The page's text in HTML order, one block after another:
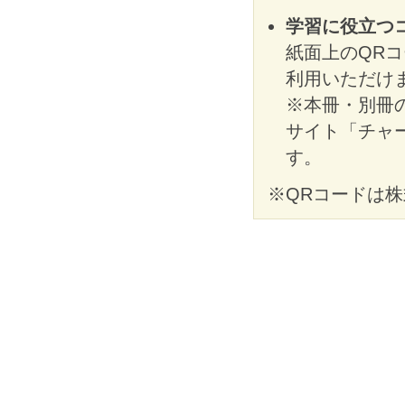
学習に役立つ
紙面上のQR
利用いただけ
※本冊・別冊
サイト「チャ
す。
※QRコードは